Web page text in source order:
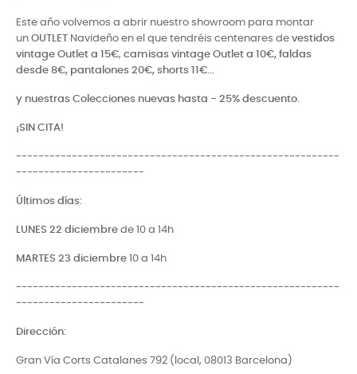
Este año volvemos a abrir nuestro showroom para montar
un OUTLET Navideño en el que tendréis centenares de vestidos
vintage Outlet a 15€, camisas vintage Outlet a 10€, faldas
desde 8€, pantalones 20€, shorts 11€...
y nuestras Colecciones nuevas hasta - 25% descuento.
¡SIN CITA!
----------------------------------------------------------
-----------------------
Últimos días:
LUNES 22 diciembre de 10 a 14h
MARTES 23 diciembre 10 a 14h
----------------------------------------------------------
-----------------------
Dirección:
Gran Vía Corts Catalanes 792 (local, 08013 Barcelona)